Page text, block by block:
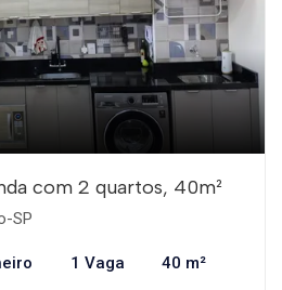
com 2 quartos, 40m²
SP
1 Vaga 40 m²